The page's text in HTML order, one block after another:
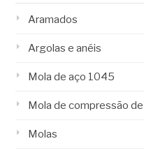
Aramados
Argolas e anéis
Mola de aço 1045
Mola de compressão
Molas